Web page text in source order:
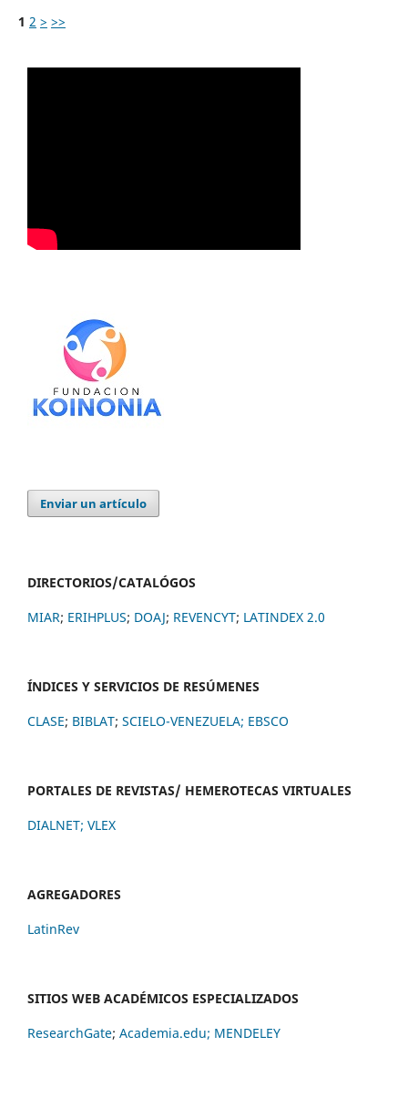
1 2 > >>
Enviar un artículo
DIRECTORIOS/CATALÓGOS
MIAR; ERIHPLUS; DOAJ; REVENCYT; LATINDEX 2.0
ÍNDICES Y SERVICIOS DE RESÚMENES
CLASE; BIBLAT; SCIELO-VENEZUELA; EBSCO
PORTALES DE REVISTAS/ HEMEROTECAS VIRTUALES
DIALNET; VLEX
AGREGADORES
LatinRev
SITIOS WEB ACADÉMICOS ESPECIALIZADOS
ResearchGate; Academia.edu; MENDELEY